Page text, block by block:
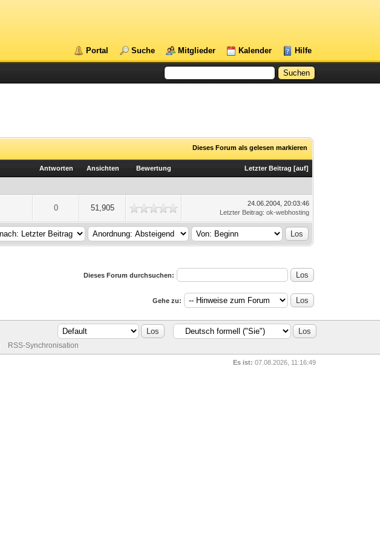
Portal Suche Mitglieder Kalender Hilfe
Dieses Forum als gelesen markieren
Antworten Ansichten Bewertung Letzter Beitrag [auf]
0 51,905
24.06.2004, 20:03:46
Letzter Beitrag:ok-webhosting
Dieses Forum durchsuchen:
Gehe zu:
RSS-Synchronisation
Es ist: 07.08.2026, 11:16:49